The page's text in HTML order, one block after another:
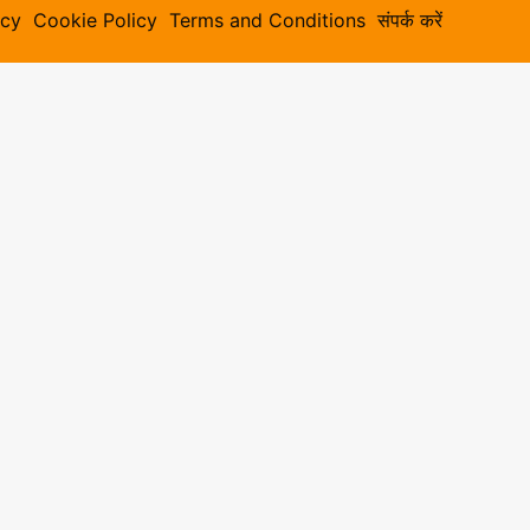
Cookie Policy Terms and Conditions संपर्क करें